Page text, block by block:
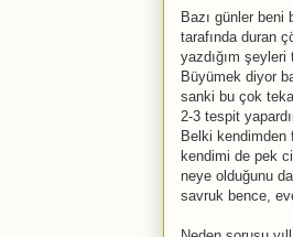
Bazı günler
tarafında duran
yazdığım
Büyümek diyor
sanki bu çok
2-3 tespit
Belki kendimden
kendimi de pek
neye olduğunu
savruk bence,